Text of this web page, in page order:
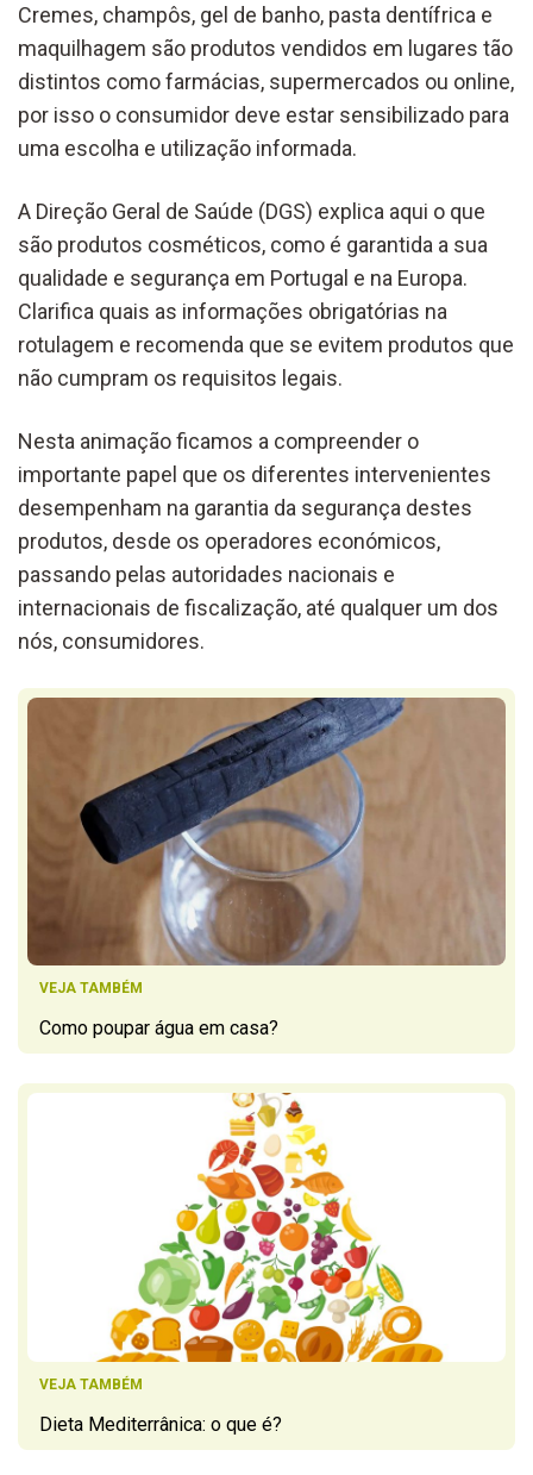
Cremes, champôs, gel de banho, pasta dentífrica e
maquilhagem são produtos vendidos em lugares tão
distintos como farmácias, supermercados ou online,
por isso o consumidor deve estar sensibilizado para
uma escolha e utilização informada.
A Direção Geral de Saúde (DGS) explica aqui o que
são produtos cosméticos, como é garantida a sua
qualidade e segurança em Portugal e na Europa.
Clarifica quais as informações obrigatórias na
rotulagem e recomenda que se evitem produtos que
não cumpram os requisitos legais.
Nesta animação ficamos a compreender o
importante papel que os diferentes intervenientes
desempenham na garantia da segurança destes
produtos, desde os operadores económicos,
passando pelas autoridades nacionais e
internacionais de fiscalização, até qualquer um dos
nós, consumidores.
VEJA TAMBÉM
Como poupar água em casa?
VEJA TAMBÉM
Dieta Mediterrânica: o que é?